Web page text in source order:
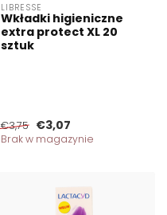
LIBRESSE
Wkładki higieniczne
extra protect XL 20
sztuk
€3,75 €3,07
Brak w magazynie